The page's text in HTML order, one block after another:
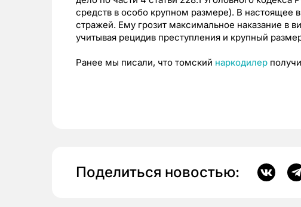
средств в особо крупном размере). В настоящее
стражей. Ему грозит максимальное наказание в
учитывая рецидив преступления и крупный
Ранее мы писали, что томский наркодилер
Поделиться новостью: